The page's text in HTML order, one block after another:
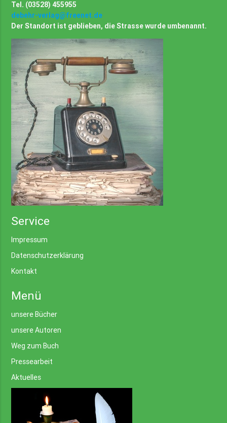
Tel. (03528) 455955
debehr-verlag@freenet.de
Der Standort ist geblieben, die Strasse wurde umbenannt.
Service
Impressum
Datenschutzerklärung
Kontakt
Menü
unsere Bücher
unsere Autoren
Weg zum Buch
Pressearbeit
Aktuelles